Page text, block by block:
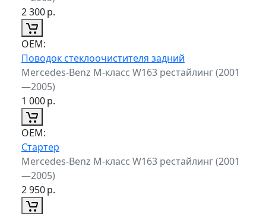
2 300р.
ОЕМ:
Поводок стеклоочистителя задний
Mercedes-Benz M-класс W163 рестайлинг (2001
—2005)
1 000р.
ОЕМ:
Стартер
Mercedes-Benz M-класс W163 рестайлинг (2001
—2005)
2 950р.